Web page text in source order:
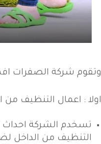
وتقوم شركة الصفرات
اولا : اعمال التنظيف من
تسخدم الشركة احداث
التنظيف من الداخل